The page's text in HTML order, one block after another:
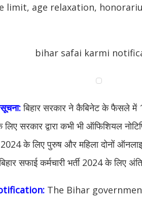
limit, age relaxation,
bihar safai karmi
बिहार सरकार ने कैबिनेट के फैसले में
सरकार द्वारा कभी भी ऑफिशियल
2024 के लिए पुरुष और महिला दोनों
सफाई कर्मचारी भर्ती 2024 के
The Bihar